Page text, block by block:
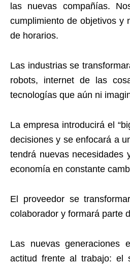
las nuevas compañías.
cumplimiento de objetivos y
de horarios.
Las industrias se
robots, internet de las
tecnologías que aún ni
La empresa introducirá el
decisiones y se enfocará a
tendrá nuevas necesidades
economía en constante
El proveedor se
colaborador y formará parte
Las nuevas generaciones
actitud frente al trabajo: el